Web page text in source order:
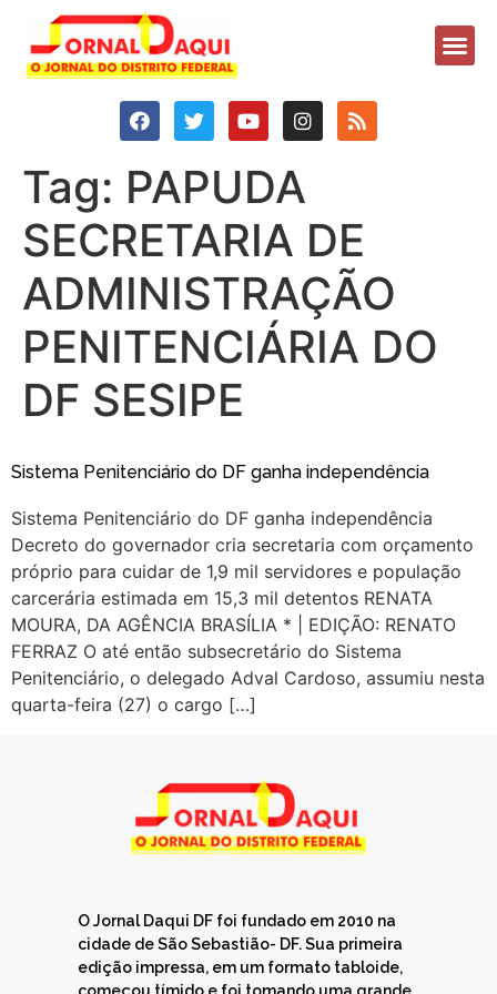
Tag: PAPUDA
SECRETARIA DE
ADMINISTRAÇÃO
PENITENCIÁRIA DO
DF SESIPE
Sistema Penitenciário do DF ganha independência
Sistema Penitenciário do DF ganha independência
Decreto do governador cria secretaria com orçamento
próprio para cuidar de 1,9 mil servidores e população
carcerária estimada em 15,3 mil detentos RENATA
MOURA, DA AGÊNCIA BRASÍLIA * | EDIÇÃO: RENATO
FERRAZ O até então subsecretário do Sistema
Penitenciário, o delegado Adval Cardoso, assumiu nesta
quarta-feira (27) o cargo […]
O Jornal Daqui DF foi fundado em 2010 na
cidade de São Sebastião- DF. Sua primeira
edição impressa, em um formato tabloide,